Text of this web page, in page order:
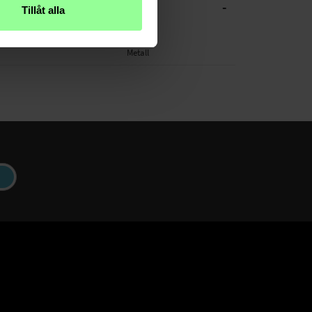
Tillåt alla
DATEN -
Silber
Metall